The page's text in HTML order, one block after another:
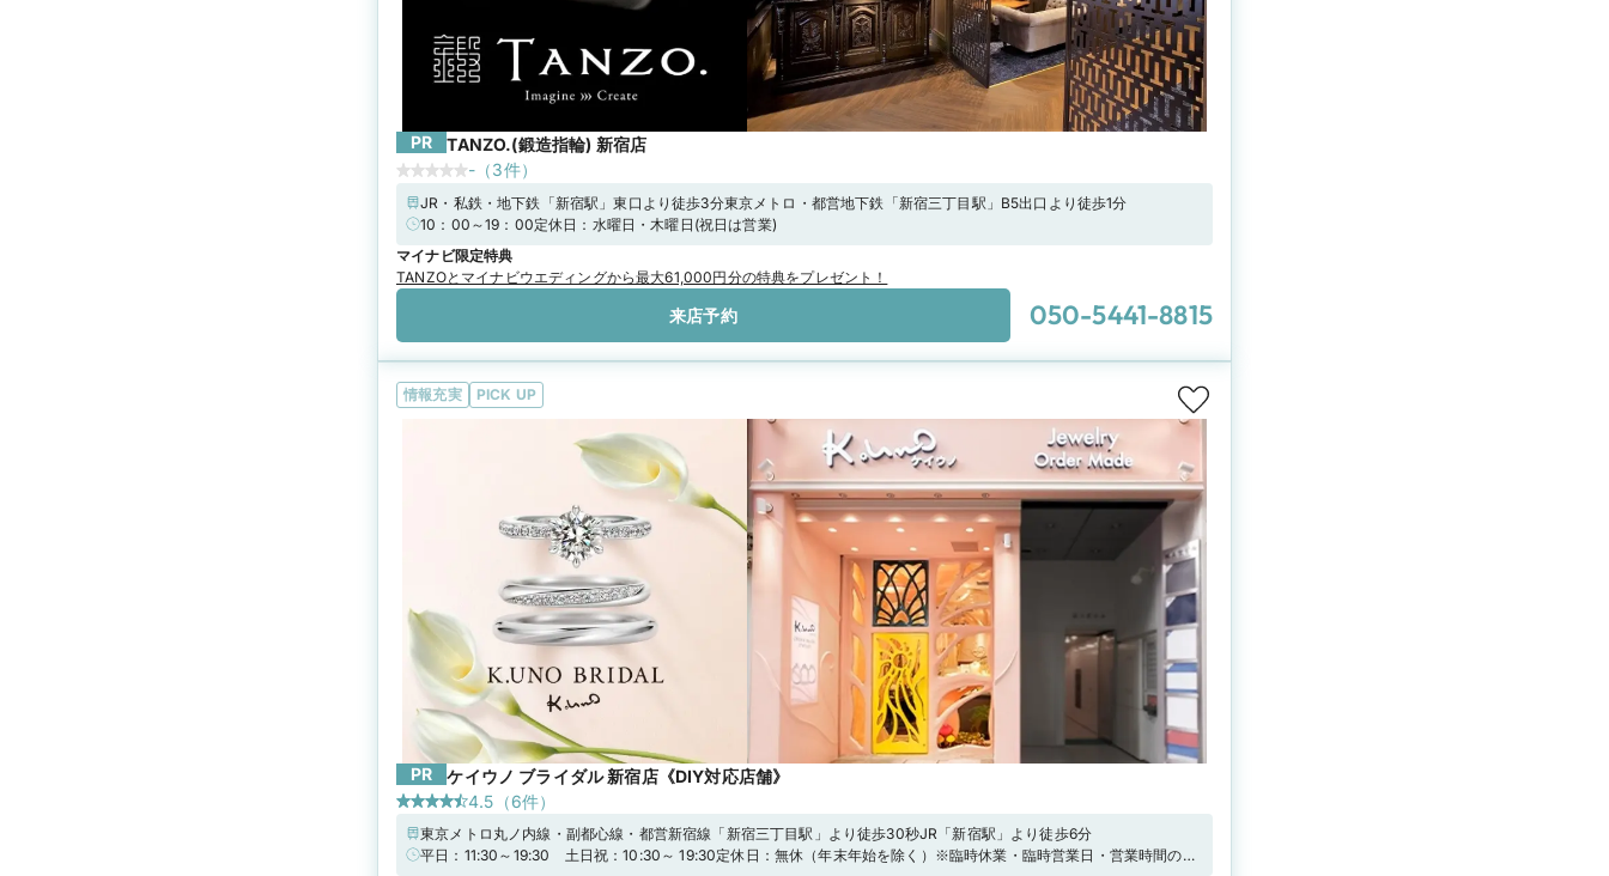
PR
TANZO.(鍛造指輪) 新宿店
- （3件）
JR・私鉄・地下鉄「新宿駅」東口より徒歩3分東京メトロ・都営地下鉄「新宿三丁目駅」B5出口より徒歩1分
10：00～19：00定休日：水曜日・木曜日(祝日は営業)
マイナビ限定特典
TANZOとマイナビウエディングから最大61,000円分の特典をプレゼント！
来店予約 050-5441-8815
情報充実 PICK UP
PR
ケイウノ ブライダル 新宿店《DIY対応店舗》
4.5 （6件）
東京メトロ丸ノ内線・副都心線・都営新宿線「新宿三丁目駅」より徒歩30秒JR「新宿駅」より徒歩6分
平日：11:30～19:30 土日祝：10:30～ 19:30定休日：無休（年末年始を除く）※臨時休業・臨時営業日・営業時間の変